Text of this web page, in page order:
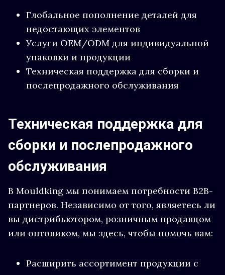
Глобальное пополнение деталей для
недостающих элементов
Услуги OEM/ODM для индивидуальной
упаковки и продукции
Техническая поддержка для сборки и
послепродажного обслуживания
Техническая поддержка для
сборки и послепродажного
обслуживания
В Mouldking мы понимаем потребности B2B-
партнеров. Независимо от того, являетесь ли
вы дистрибьютором, розничным продавцом
или оптовиком, мы здесь, чтобы помочь вам:
Расширить ассортимент продукции с